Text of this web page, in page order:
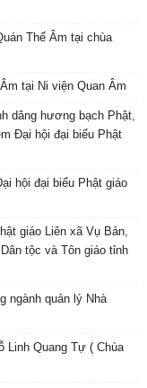
Thế Âm tại chùa
tại Ni viện Quan Âm
dâng hương bạch Phật,
Đại hội đại biểu Phật
hội đại biểu Phật giáo
giáo Liên xã Vụ Bản,
tộc và Tôn giáo tỉnh
ngành quản lý Nhà
Linh Quang Tự ( Chùa